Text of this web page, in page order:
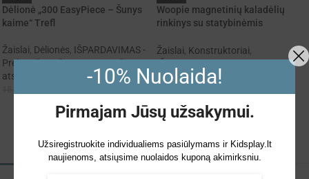
Dėlionė „300 EasyPiece – Šunys
kaime“ Trefl
Žaislai, Dėlionės, IŠPARDAVIMAS -
Prekes išsiunčiame ir paruošiame
atsiėmimui tą pačią dieną!
Woopie magnetinių kaladėlių
rinkinys su statybinėmis
Žaislai, Konstruktoriai,
išsiunčiame ir paruošiame
€ 25,00
-10% Nuolaida!
Pirmajam Jūsų užsakymui.
Užsiregistruokite individualiems pasiūlymams ir Kidsplay.lt
naujienoms, atsiųsime nuolaidos kuponą akimirksniu.